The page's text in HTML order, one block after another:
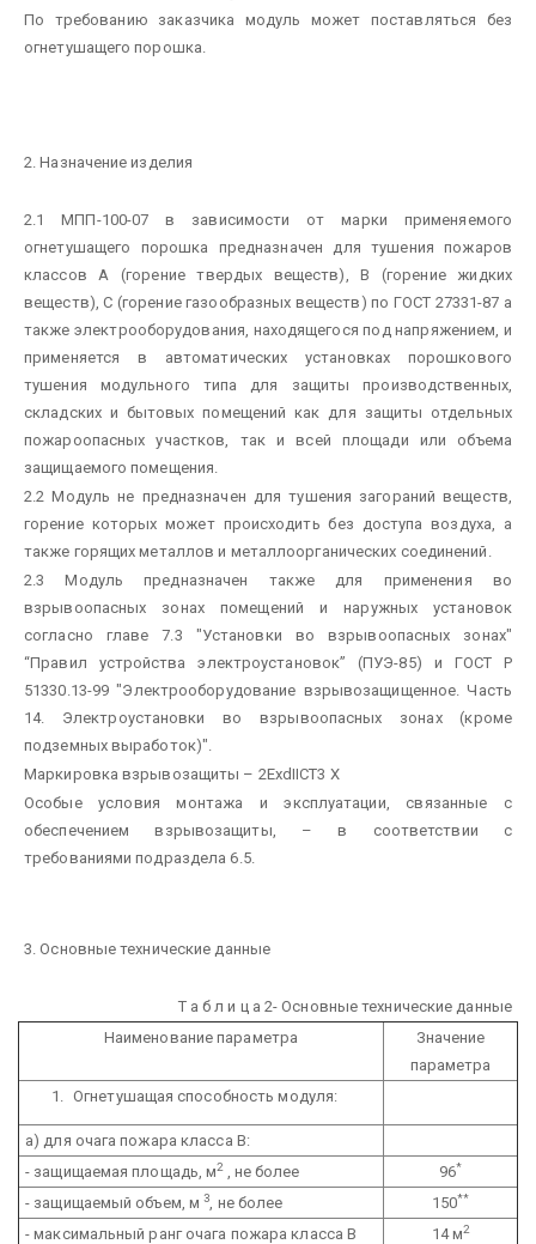
По требованию заказчика модуль может поставляться без
огнетушащего порошка.
2. Назначение изделия
2.1 МПП-100-07 в зависимости от марки применяемого
огнетушащего порошка предназначен для тушения пожаров
классов А (горение твердых веществ), В (горение жидких
веществ), С (горение газообразных веществ) по ГОСТ 27331-87 а
также электрооборудования, находящегося под напряжением, и
применяется в автоматических установках порошкового
тушения модульного типа для защиты производственных,
складских и бытовых помещений как для защиты отдельных
пожароопасных участков, так и всей площади или объема
защищаемого помещения.
2.2 Модуль не предназначен для тушения загораний веществ,
горение которых может происходить без доступа воздуха, а
также горящих металлов и металлоорганических соединений.
2.3 Модуль предназначен также для применения во
взрывоопасных зонах помещений и наружных установок
согласно главе 7.3 "Установки во взрывоопасных зонах"
“Правил устройства электроустановок” (ПУЭ-85) и ГОСТ Р
51330.13-99 "Электрооборудование взрывозащищенное. Часть
14. Электроустановки во взрывоопасных зонах (кроме
подземных выработок)".
Маркировка взрывозащиты – 2ЕхdIIСТ3 Х
Особые условия монтажа и эксплуатации, связанные с
обеспечением взрывозащиты, – в соответствии с
требованиями подраздела 6.5.
3. Основные технические данные
Т а б л и ц а 2- Основные технические данные
Наименование параметра
Значение
параметра
Огнетушащая способность модуля:
а) для очага пожара класса В:
- защищаемая площадь, м2, не более 96*
- защищаемый объем, м3 , не более 150**
- максимальный ранг очага пожара класса В 14 м2